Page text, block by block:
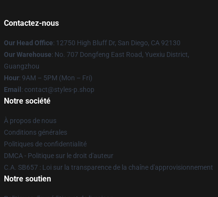
Contactez-nous
Our Head Office: 12750 High Bluff Dr, San Diego, CA 92130
Our Warehouse: No. 707 Dongfeng East Road, Yuexiu District,
Guangzhou
Hour: 9AM – 5PM (Mon – Fri)
Email : contact@styles-p.shop
Notre société
À propos de nous
Conditions générales
Politiques de confidentialité
DMCA - Politique sur le droit d'auteur
C.A. SB657 : Loi sur la transparence de la chaîne d'approvisionnement
Notre soutien